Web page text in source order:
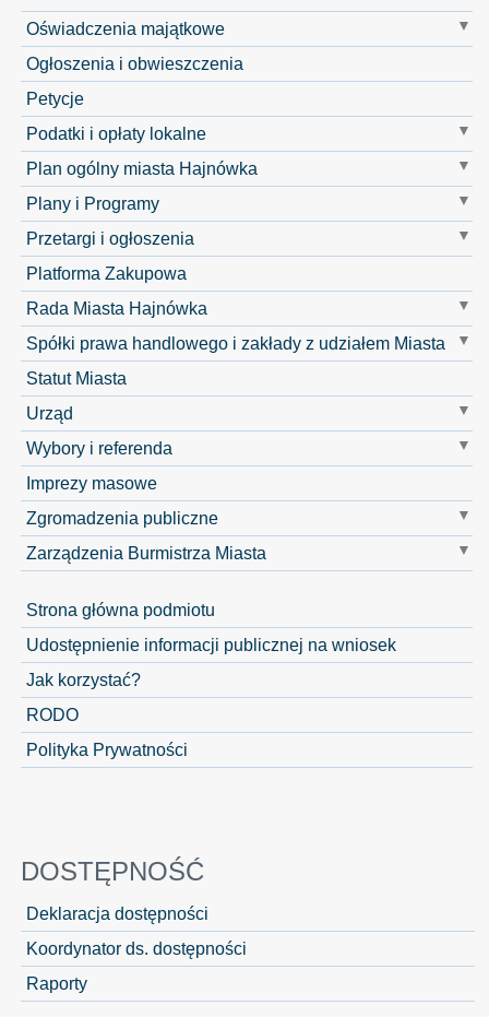
Oświadczenia majątkowe
Ogłoszenia i obwieszczenia
Petycje
Podatki i opłaty lokalne
Plan ogólny miasta Hajnówka
Plany i Programy
Przetargi i ogłoszenia
Platforma Zakupowa
Rada Miasta Hajnówka
Spółki prawa handlowego i zakłady z udziałem Miasta
Statut Miasta
Urząd
Wybory i referenda
Imprezy masowe
Zgromadzenia publiczne
Zarządzenia Burmistrza Miasta
Strona główna podmiotu
Udostępnienie informacji publicznej na wniosek
Jak korzystać?
RODO
Polityka Prywatności
DOSTĘPNOŚĆ
Deklaracja dostępności
Koordynator ds. dostępności
Raporty